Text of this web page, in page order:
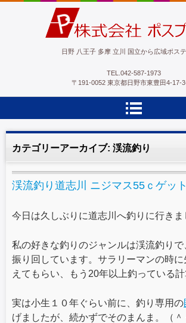
ポスプロ|GPSポスティング
日野 八王子 多摩 立川 国立から広域ポス
TEL. 042-587-1973
〒191-0052 東京都日野市東豊田4-17-
カテゴリーアーカイブ: 渓流釣り
渓流釣り道志川 ニジマス55ｃゲット
今日は久しぶりに道志川へ釣りに行きま
私の好きな釣りのジャンルは渓流釣り
振り回しています。サラリーマンの時
えてもらい、もう20年以上釣っている計
実は小生１０年ぐらい前に、釣り専用の
げましたが、続かずでそのまんま。（